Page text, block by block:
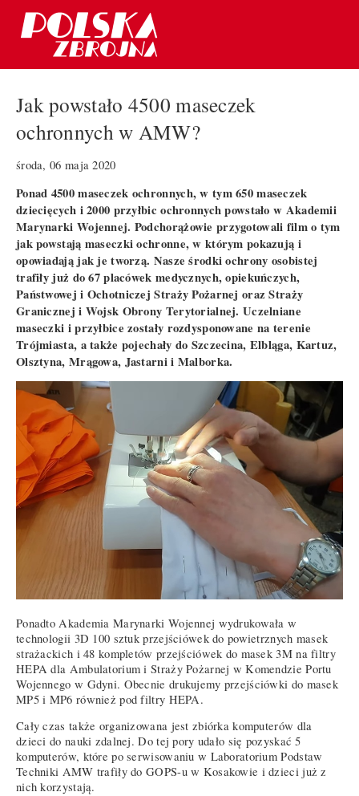
Jak powstało 4500 maseczek
ochronnych w AMW?
środa, 06 maja 2020
Ponad 4500 maseczek ochronnych, w tym 650 maseczek
dziecięcych i 2000 przyłbic ochronnych powstało w Akademii
Marynarki Wojennej. Podchorążowie przygotowali film o tym
jak powstają maseczki ochronne, w którym pokazują i
opowiadają jak je tworzą. Nasze środki ochrony osobistej
trafiły już do 67 placówek medycznych, opiekuńczych,
Państwowej i Ochotniczej Straży Pożarnej oraz Straży
Granicznej i Wojsk Obrony Terytorialnej. Uczelniane
maseczki i przyłbice zostały rozdysponowane na terenie
Trójmiasta, a także pojechały do Szczecina, Elbląga, Kartuz,
Olsztyna, Mrągowa, Jastarni i Malborka.
Ponadto Akademia Marynarki Wojennej wydrukowała w
technologii 3D 100 sztuk przejściówek do powietrznych masek
strażackich i 48 kompletów przejściówek do masek 3M na filtry
HEPA dla Ambulatorium i Straży Pożarnej w Komendzie Portu
Wojennego w Gdyni. Obecnie drukujemy przejściówki do masek
MP5 i MP6 również pod filtry HEPA.
Cały czas także organizowana jest zbiórka komputerów dla
dzieci do nauki zdalnej. Do tej pory udało się pozyskać 5
komputerów, które po serwisowaniu w Laboratorium Podstaw
Techniki AMW trafiły do GOPS-u w Kosakowie i dzieci już z
nich korzystają.